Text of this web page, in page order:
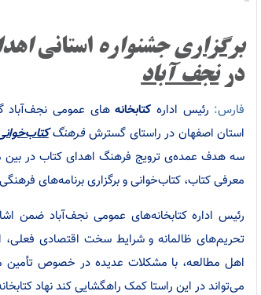
برگزاری جشنواره استانی
درنجف‌ آباد
فارس: رئیس اداره کتابخانه‌های عمومی نجف‌آباد
استان اصفهان در راستای گسترشفرهنگ
سه هدف عمده‌ی ترویج فرهنگ اهدای کتاب در بین
معرفی کتاب، کتاب‌خوانی و برگزاری برنامه‌های
رئیس اداره کتابخانه‌های عمومی نجف‌آباد ضمن
تحریم‌های ظالمانه و شرایط سخت اقتصادی فعلی،
اهل مطالعه، با مشکلات عدیده در خصوص تأمین
می‌تواند در این راستا کمک راهگشایی کند نهاد